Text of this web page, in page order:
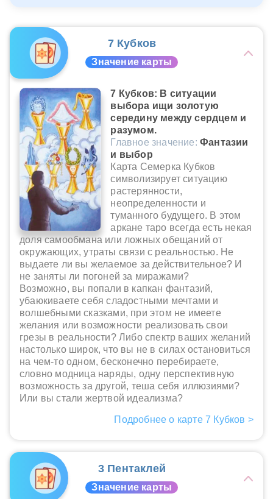
7 Кубков
Значение карты
7 Кубков: В ситуации
выбора ищи золотую
середину между сердцем и
разумом.
Главное значение: Фантазии
и выбор
Карта Семерка Кубков
символизирует ситуацию
растерянности,
неопределенности и
туманного будущего. В этом
аркане таро всегда есть некая
доля самообмана или ложных обещаний от
окружающих, утраты связи с реальностью. Не
выдаете ли вы желаемое за действительное? И
не заняты ли погоней за миражами?
Возможно, вы попали в капкан фантазий,
убаюкиваете себя сладостными мечтами и
волшебными сказками, при этом не имеете
желания или возможности реализовать свои
грезы в реальности? Либо спектр ваших желаний
настолько широк, что вы не в силах остановиться
на чем-то одном, бесконечно перебираете,
словно модница наряды, одну перспективную
возможность за другой, теша себя иллюзиями?
Или вы стали жертвой идеализма?
Подробнее о карте 7 Кубков >
3 Пентаклей
Значение карты